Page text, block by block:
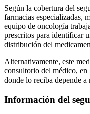
Según la cobertura del
farmacias especializadas,
equipo de oncología
prescritos para identificar
distribución del
Alternativamente, este
consultorio del médico,
donde lo reciba depende a
Información del